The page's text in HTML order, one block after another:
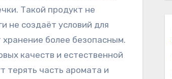
Такой продукт не
не создаёт условий для
более безопасным.
качеств и естественной
терять часть аромата и